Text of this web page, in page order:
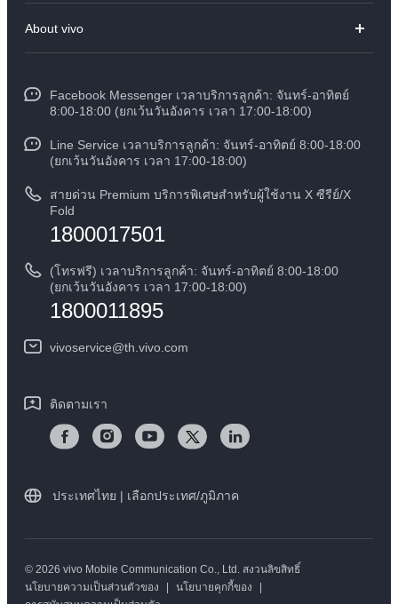
X300
Y31 5G
ศูนย์บริการ
Funtouch OS
สอบถามเกี่ยวกับราคาอะไหล่
การตรวจยืนยันหมายเลข IMEI
คำแนะนำเกี่ยวกับบัตรรับประกันของ vivo
ดาวน์โหลด LUTs สำหรับการคืนค่า Log
About vivo
ข้อมูลข่าว
สมัครงานที่ vivo
ข้อกฏหมาย
เกี่ยวกับเรา
ศูนย์ความเป็นส่วนตัวของวีโว่
ความยั่งยืน
Facebook Messenger เวลาบริการลูกค้า: จันทร์-อาทิตย์
8:00-18:00 (ยกเว้นวันอังคาร เวลา 17:00-18:00)
Line Service เวลาบริการลูกค้า: จันทร์-อาทิตย์ 8:00-18:00
(ยกเว้นวันอังคาร เวลา 17:00-18:00)
สายด่วน Premium บริการพิเศษสำหรับผู้ใช้งาน X ซีรีย์/X
Fold
1800017501
(โทรฟรี) เวลาบริการลูกค้า: จันทร์-อาทิตย์ 8:00-18:00
(ยกเว้นวันอังคาร เวลา 17:00-18:00)
1800011895
vivoservice@th.vivo.com
ติดตามเรา
ประเทศไทย | เลือกประเทศ/ภูมิภาค
© 2026 vivo Mobile Communication Co., Ltd. สงวนลิขสิทธิ์
นโยบายความเป็นส่วนตัวของ
นโยบายคุกกี้ของ